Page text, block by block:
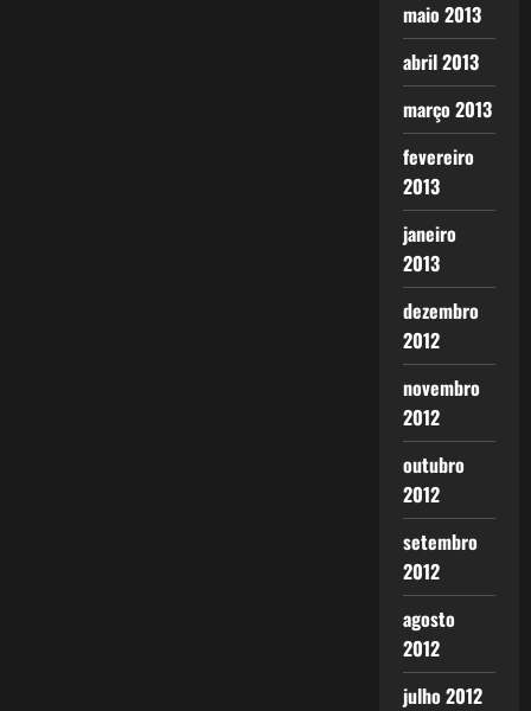
maio 2013
abril 2013
março 2013
fevereiro
2013
janeiro
2013
dezembro
2012
novembro
2012
outubro
2012
setembro
2012
agosto
2012
julho 2012